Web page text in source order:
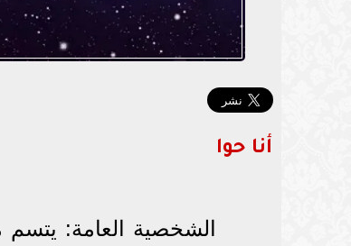
أنا حوا
الشخصية العامة: يتسم